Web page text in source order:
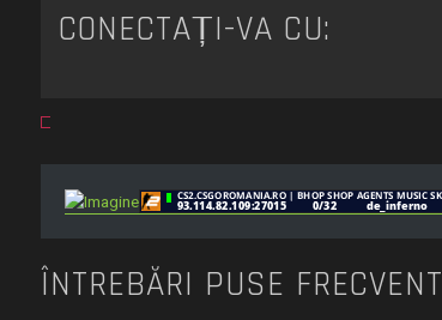
CONECTAȚI-VĂ CU:
ÎNTREBĂRI PUSE FRECVENT